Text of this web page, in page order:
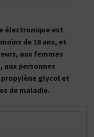
électronique est
de 18 ans, et
aux femmes
personnes
glycol et
de maladie.